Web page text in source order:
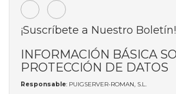
¡Suscríbete a Nuestro Boletín!
INFORMACIÓN BÁSICA
PROTECCIÓN DE DATOS
Responsable: PUIGSERVER-ROMAN, S.L.